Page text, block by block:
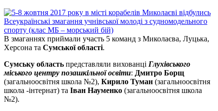
В змаганнях приймали участь 5 команд з Миколаєва, Луцька,
Херсона та Сумської області.
Сумську область представляли вихованці Глухівського
міського центру позашкільної освіти: Дмитро Борщ
(загальноосвітня школа №2), Кирило Туман (загальноосвітня
школа -інтернат) та Іван Науменко (загальноосвітня школа
№2).